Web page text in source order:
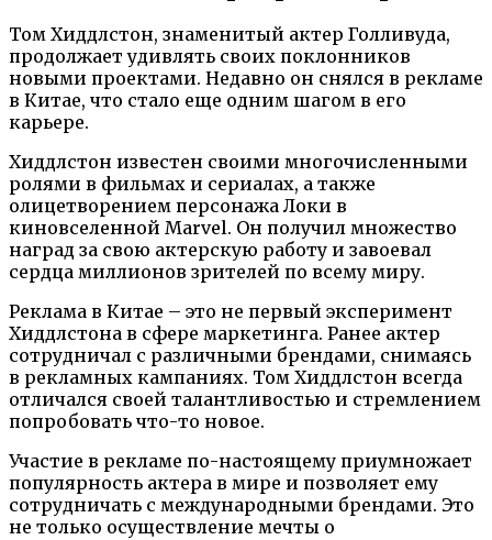
Том Хиддлстон, знаменитый актер Голливуда,
продолжает удивлять своих поклонников
новыми проектами. Недавно он снялся в рекламе
в Китае, что стало еще одним шагом в его
карьере.
Хиддлстон известен своими многочисленными
ролями в фильмах и сериалах, а также
олицетворением персонажа Локи в
киновселенной Marvel. Он получил множество
наград за свою актерскую работу и завоевал
сердца миллионов зрителей по всему миру.
Реклама в Китае – это не первый эксперимент
Хиддлстона в сфере маркетинга. Ранее актер
сотрудничал с различными брендами, снимаясь
в рекламных кампаниях. Том Хиддлстон всегда
отличался своей талантливостью и стремлением
попробовать что-то новое.
Участие в рекламе по-настоящему приумножает
популярность актера в мире и позволяет ему
сотрудничать с международными брендами. Это
не только осуществление мечты о